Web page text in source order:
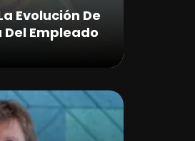
Evolución De
Del Empleado